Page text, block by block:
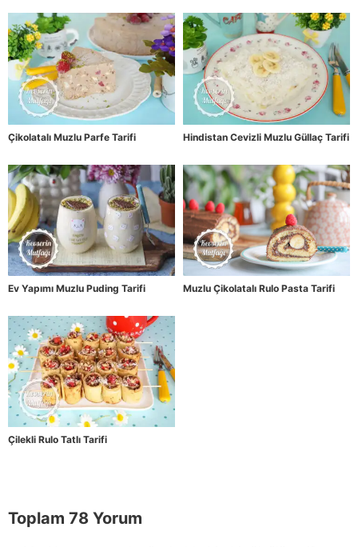
Çikolatalı Muzlu Parfe Tarifi Hindistan Cevizli Muzlu Güllaç Tarifi
Ev Yapımı Muzlu Puding Tarifi Muzlu Çikolatalı Rulo Pasta Tarifi
Çilekli Rulo Tatlı Tarifi
Toplam 78 Yorum